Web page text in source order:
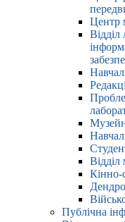
Центр
Відділ
Відділ
Кінно-
Публічна